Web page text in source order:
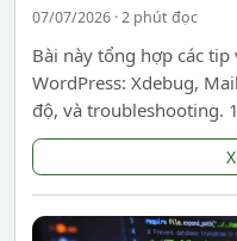
07/07/2026 · 2 phút đọc
Bài này tổng hợp các
WordPress: Xdebug,
độ, và troubleshooting.